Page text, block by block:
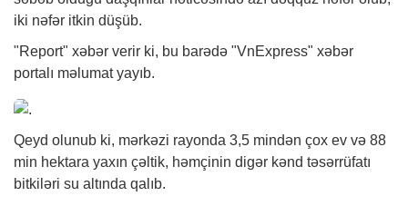
iki nəfər itkin düşüb.
"Report" xəbər verir ki, bu barədə "VnExpress" xəbər
portalı məlumat yayıb.
Qeyd olunub ki, mərkəzi rayonda 3,5 mindən çox ev və 88
min hektara yaxın çəltik, həmçinin digər kənd təsərrüfatı
bitkiləri su altında qalıb.